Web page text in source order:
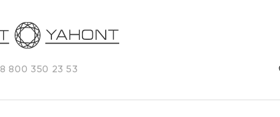
8 800 350 23 53